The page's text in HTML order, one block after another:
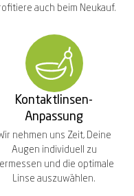
auch beim Neukauf.
Kontaktlinsen-
Anpassung
nehmen uns Zeit, Deine
Augen individuell zu
und die optimale
Linse auszuwählen.